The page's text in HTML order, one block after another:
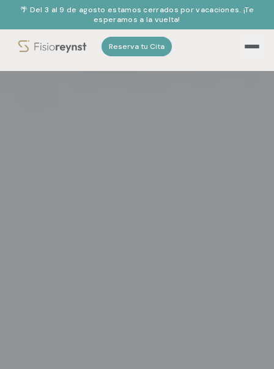
🌴 Del 3 al 9 de agosto estamos cerrados por vacaciones. ¡Te
esperamos a la vuelta!
Reserva tu Cita